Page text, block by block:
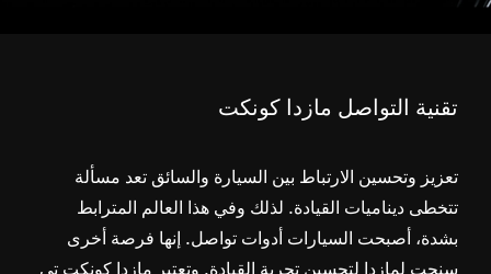
تقنية التواصل مازدا كونكت
تعزيز وتحسين الارتباط بين السيارة والسائق تعد مسألة
تتخطى ديناميات القيادة. لذلك وفي هذا العالم المترابط
بشدة، أصبحت السيارات أدوات تواصل. إنها فرصة أخرى
سنحت لمازدا لتحسين تجربة القيادة. وتعتبر مازدا كونكت تي